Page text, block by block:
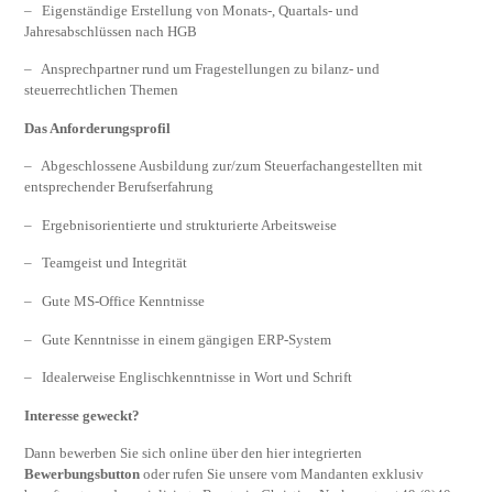
– Eigenständige Erstellung von Monats-, Quartals- und
Jahresabschlüssen nach HGB
– Ansprechpartner rund um Fragestellungen zu bilanz- und
steuerrechtlichen Themen
Das Anforderungsprofil
– Abgeschlossene Ausbildung zur/zum Steuerfachangestellten mit
entsprechender Berufserfahrung
– Ergebnisorientierte und strukturierte Arbeitsweise
– Teamgeist und Integrität
– Gute MS-Office Kenntnisse
– Gute Kenntnisse in einem gängigen ERP-System
– Idealerweise Englischkenntnisse in Wort und Schrift
Interesse geweckt?
Dann bewerben Sie sich online über den hier integrierten
Bewerbungsbutton oder rufen Sie unsere vom Mandanten exklusiv